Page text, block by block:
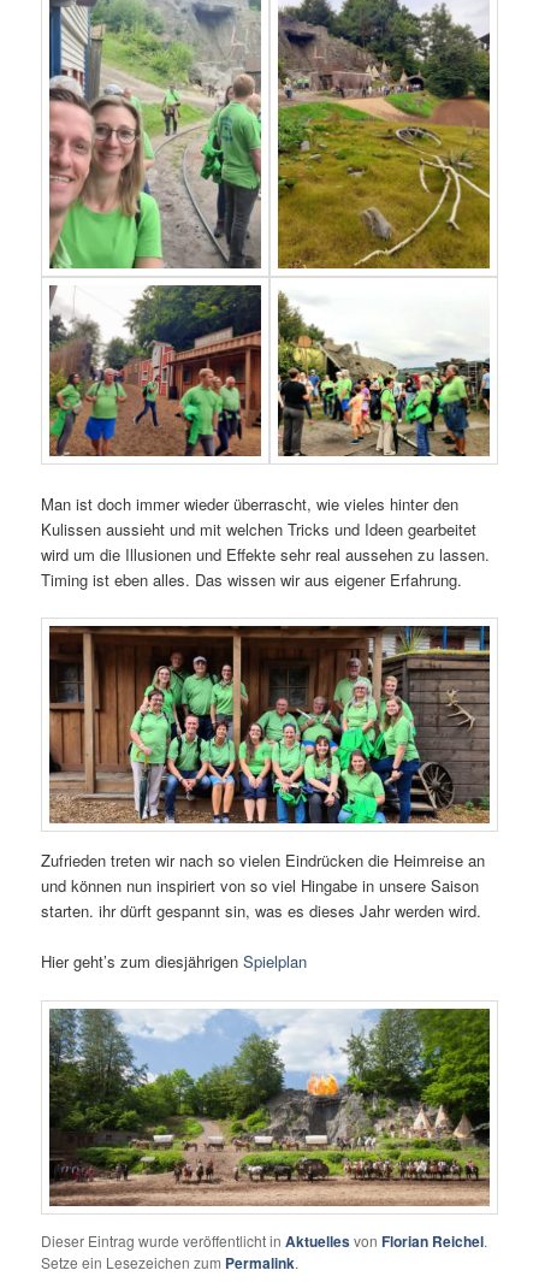
Man ist doch immer wieder überrascht, wie vieles hinter den
Kulissen aussieht und mit welchen Tricks und Ideen gearbeitet
wird um die Illusionen und Effekte sehr real aussehen zu lassen.
Timing ist eben alles. Das wissen wir aus eigener Erfahrung.
Zufrieden treten wir nach so vielen Eindrücken die Heimreise an
und können nun inspiriert von so viel Hingabe in unsere Saison
starten. ihr dürft gespannt sin, was es dieses Jahr werden wird.
Hier geht’s zum diesjährigenSpielplan
Dieser Eintrag wurde veröffentlicht inAktuellesvonFlorian Reichel.
Setze ein Lesezeichen zum Permalink.